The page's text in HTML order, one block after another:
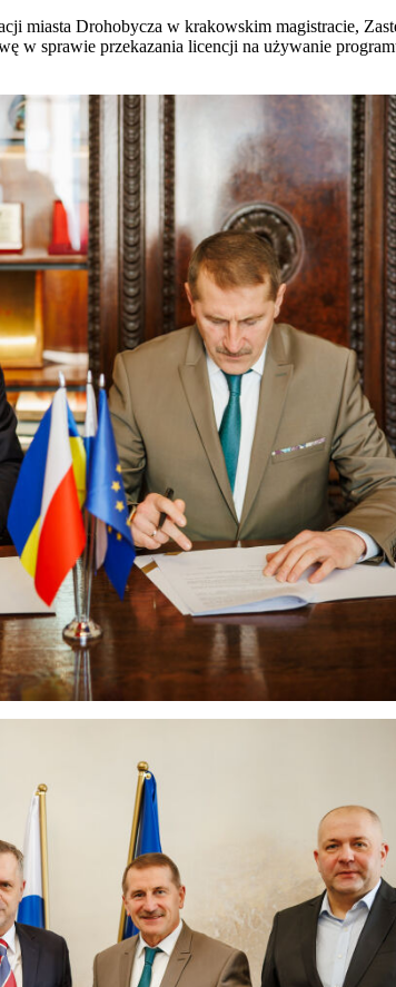
miasta Drohobycza w krakowskim magistracie,
w sprawie przekazania licencji na używanie